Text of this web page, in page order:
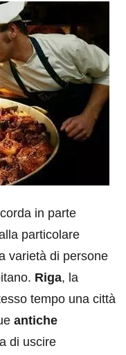
in parte
particolare
varietà di persone
Riga, la
tempo una città
antiche
di uscire